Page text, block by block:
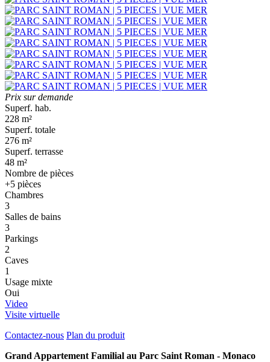
Prix sur demande
Superf. hab.
228 m²
Superf. totale
276 m²
Superf. terrasse
48 m²
Nombre de pièces
+5 pièces
Chambres
3
Salles de bains
3
Parkings
2
Caves
1
Usage mixte
Oui
Video
Visite virtuelle
Contactez-nous Plan du produit
Grand Appartement Familial au Parc Saint Roman - Monaco